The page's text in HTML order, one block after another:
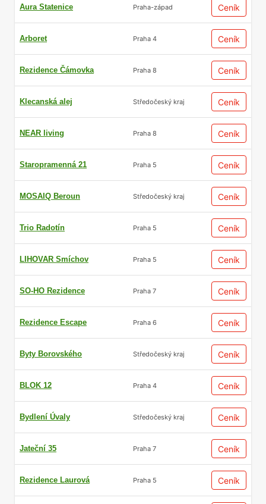
Aura Statenice Praha-západ Ceník
Arboret Praha 4 Ceník
Rezidence Čámovka Praha 8 Ceník
Klecanská alej Středočeský kraj Ceník
NEAR living Praha 8 Ceník
Staropramenná 21 Praha 5 Ceník
MOSAIQ Beroun Středočeský kraj Ceník
Trio Radotín Praha 5 Ceník
LIHOVAR Smíchov Praha 5 Ceník
SO-HO Rezidence Praha 7 Ceník
Rezidence Escape Praha 6 Ceník
Byty Borovského Středočeský kraj Ceník
BLOK 12 Praha 4 Ceník
Bydlení Úvaly Středočeský kraj Ceník
Jateční 35 Praha 7 Ceník
Rezidence Laurová Praha 5 Ceník